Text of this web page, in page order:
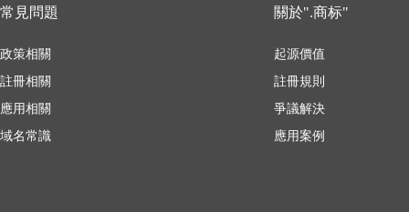
常見問題
政策相關
註冊相關
應用相關
域名常識
關於".商标"
起源價值
註冊規則
爭議解決
應用案例